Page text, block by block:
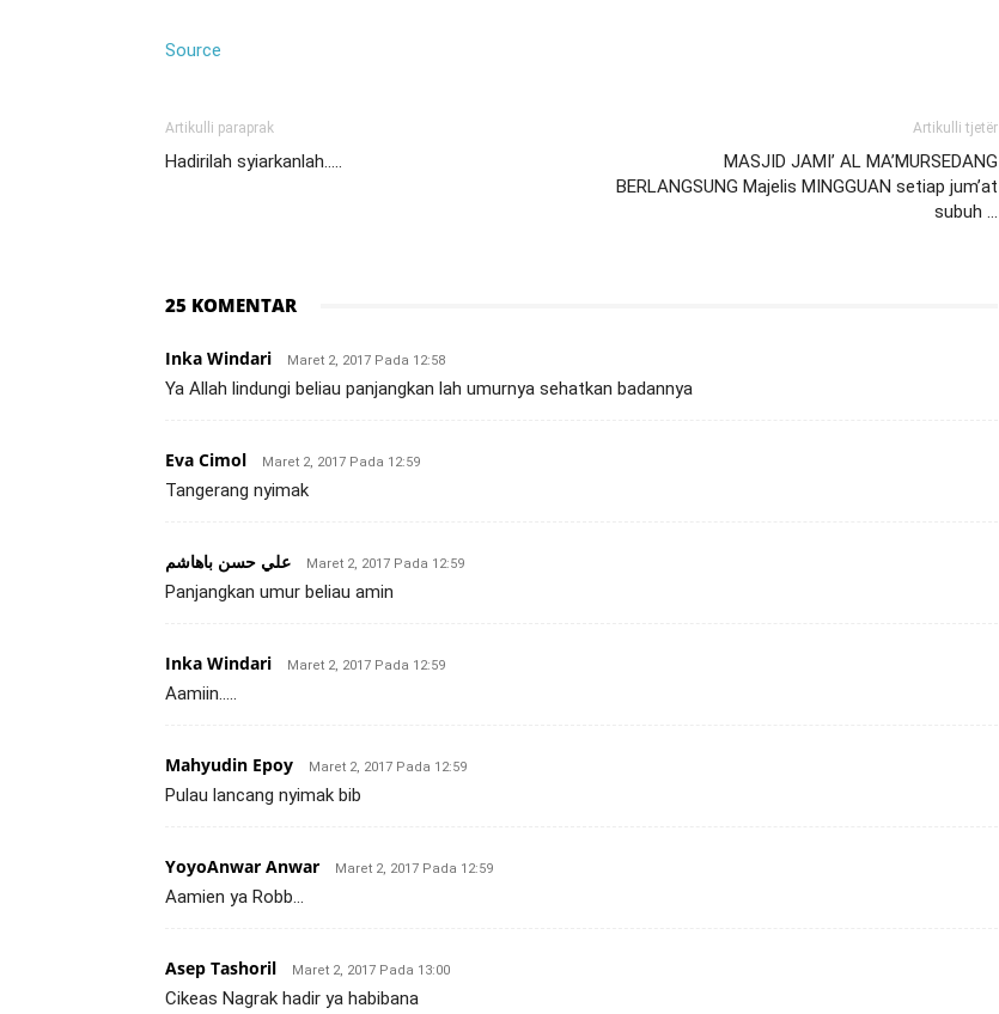
Source
Artikulli paraprak
Hadirilah syiarkanlah…..
Artikulli tjetër
MASJID JAMI’ AL MA’MURSEDANG
BERLANGSUNG Majelis MINGGUAN setiap jum’at
subuh …
25 KOMENTAR
Inka Windari Maret 2, 2017 Pada 12:58
Ya Allah lindungi beliau panjangkan lah umurnya sehatkan badannya
Eva Cimol Maret 2, 2017 Pada 12:59
Tangerang nyimak
علي حسن باهاشم Maret 2, 2017 Pada 12:59
Panjangkan umur beliau amin
Inka Windari Maret 2, 2017 Pada 12:59
Aamiin…..
Mahyudin Epoy Maret 2, 2017 Pada 12:59
Pulau lancang nyimak bib
YoyoAnwar Anwar Maret 2, 2017 Pada 12:59
Aamien ya Robb…
Asep Tashoril Maret 2, 2017 Pada 13:00
Cikeas Nagrak hadir ya habibana